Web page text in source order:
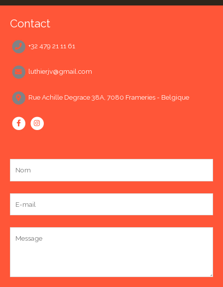
Contact
+32 479 21 11 61
luthierjv@gmail.com
Rue Achille Degrace 38A, 7080 Frameries - Belgique